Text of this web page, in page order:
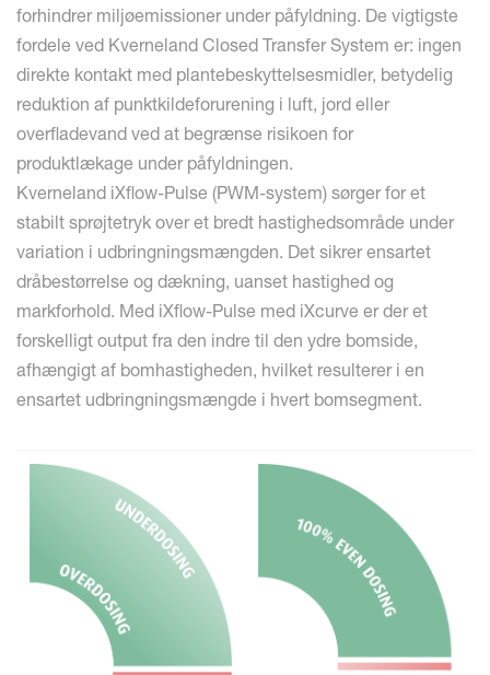
forhindrer miljøemissioner under påfyldning. De vigtigste
fordele ved Kverneland Closed Transfer System er: ingen
direkte kontakt med plantebeskyttelsesmidler, betydelig
reduktion af punktkildeforurening i luft, jord eller
overfladevand ved at begrænse risikoen for
produktlækage under påfyldningen.
Kverneland iXflow-Pulse (PWM-system) sørger for et
stabilt sprøjtetryk over et bredt hastighedsområde under
variation i udbringningsmængden. Det sikrer ensartet
dråbestørrelse og dækning, uanset hastighed og
markforhold. Med iXflow-Pulse med iXcurve er der et
forskelligt output fra den indre til den ydre bomside,
afhængigt af bomhastigheden, hvilket resulterer i en
ensartet udbringningsmængde i hvert bomsegment.